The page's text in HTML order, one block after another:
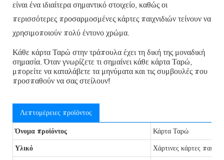
είναι ένα ιδιαίτερα σημαντικό στοιχείο, καθώς οι
περισσότερες προσαρμοσμένες κάρτες παιχνιδιών τείνουν να
χρησιμοποιούν πολύ έντονο χρώμα.
Κάθε κάρτα Ταρώ στην τράπουλα έχει τη δική της μοναδική
σημασία. Όταν γνωρίζετε τι σημαίνει κάθε κάρτα Ταρώ,
μπορείτε να καταλάβετε τα μηνύματα και τις συμβουλές που
προσπαθούν να σας στείλουν!
Λεπτομέρειες προϊόντος
Όνομα προϊόντος Κάρτα Ταρώ
Υλικό Χάρτινες κάρτες